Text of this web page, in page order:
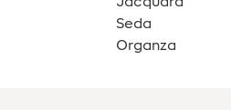
Seda
Organza